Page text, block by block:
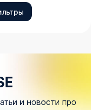
и новости про